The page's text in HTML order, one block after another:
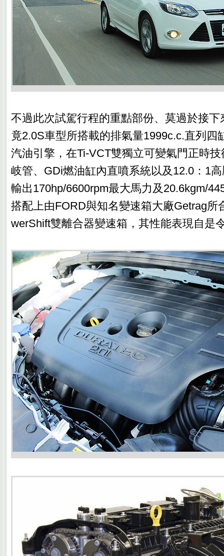
不過此次試駕行程的重點部份、莫過於接
竟2.0S車型所搭載的排氣量1999c.c.直列四
汽油引擎，在Ti-VCT雙獨立可變氣門正時
岐管、GDi燃油缸內直噴系統以及12.0：1
輸出170hp/6600rpm最大馬力及20.6kgm/
搭配上由FORD與知名變速箱大廠Getrag所
werShift雙離合器變速箱，其性能表現自是